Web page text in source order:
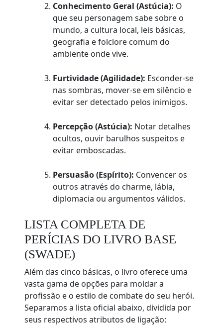
Conhecimento Geral (Astúcia): O
que seu personagem sabe sobre o
mundo, a cultura local, leis básicas,
geografia e folclore comum do
ambiente onde vive.
Furtividade (Agilidade): Esconder-se
nas sombras, mover-se em silêncio e
evitar ser detectado pelos inimigos.
Percepção (Astúcia): Notar detalhes
ocultos, ouvir barulhos suspeitos e
evitar emboscadas.
Persuasão (Espírito): Convencer os
outros através do charme, lábia,
diplomacia ou argumentos válidos.
LISTA COMPLETA DE
PERÍCIAS DO LIVRO BASE
(SWADE)
Além das cinco básicas, o livro oferece uma
vasta gama de opções para moldar a
profissão e o estilo de combate do seu herói.
Separamos a lista oficial abaixo, dividida por
seus respectivos atributos de ligação: